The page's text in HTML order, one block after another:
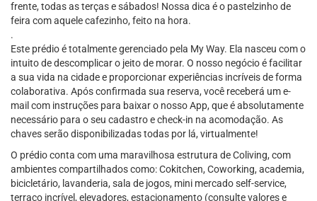
frente, todas as terças e sábados! Nossa dica é o pastelzinho de
feira com aquele cafezinho, feito na hora.
.
Este prédio é totalmente gerenciado pela My Way. Ela nasceu com o
intuito de descomplicar o jeito de morar. O nosso negócio é facilitar
a sua vida na cidade e proporcionar experiências incríveis de forma
colaborativa. Após confirmada sua reserva, você receberá um e-
mail com instruções para baixar o nosso App, que é absolutamente
necessário para o seu cadastro e check-in na acomodação. As
chaves serão disponibilizadas todas por lá, virtualmente!
O prédio conta com uma maravilhosa estrutura de Coliving, com
ambientes compartilhados como: Cokitchen, Coworking, academia,
bicicletário, lavanderia, sala de jogos, mini mercado self-service,
terraço incrível, elevadores, estacionamento (consulte valores e